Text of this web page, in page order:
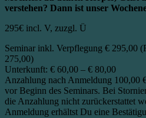
verstehen? Dann ist unser
295€ incl. V, zuzgl. Ü
Seminar inkl. Verpflegung € 295,00
275,00)
Unterkunft: € 60,00 – € 80,00
Anzahlung nach Anmeldung 100,00
vor Beginn des Seminars. Bei
die Anzahlung nicht zurückerstattet
Anmeldung erhältst Du eine